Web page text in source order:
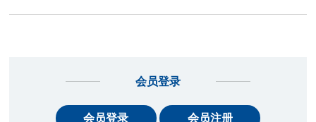
会员登录
会员登录 会员注册